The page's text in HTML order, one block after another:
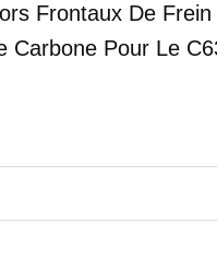
Frontaux De Frein
Carbone Pour Le